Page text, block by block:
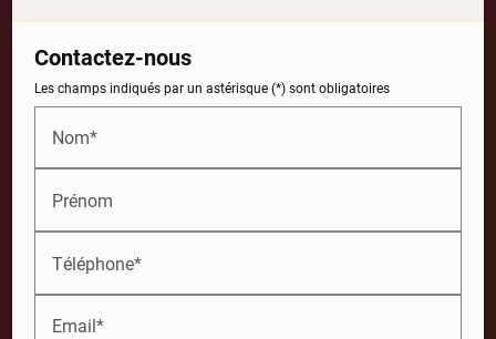
Contactez-nous
Les champs indiqués par un astérisque (*) sont obligatoires
Nom*
Prénom
Téléphone*
Email*